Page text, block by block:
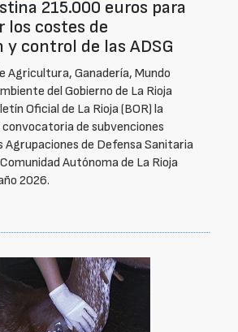
215.000 euros para
los costes de
y control de las ADSG
Agricultura, Ganadería, Mundo
del Gobierno de La Rioja
Oficial de La Rioja (BOR) la
convocatoria de subvenciones
Agrupaciones de Defensa Sanitaria
Autónoma de La Rioja
2026.